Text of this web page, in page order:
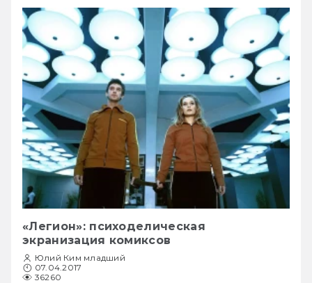
«Легион»: психоделическая
экранизация комиксов
Юлий Ким младший
07.04.2017
36260